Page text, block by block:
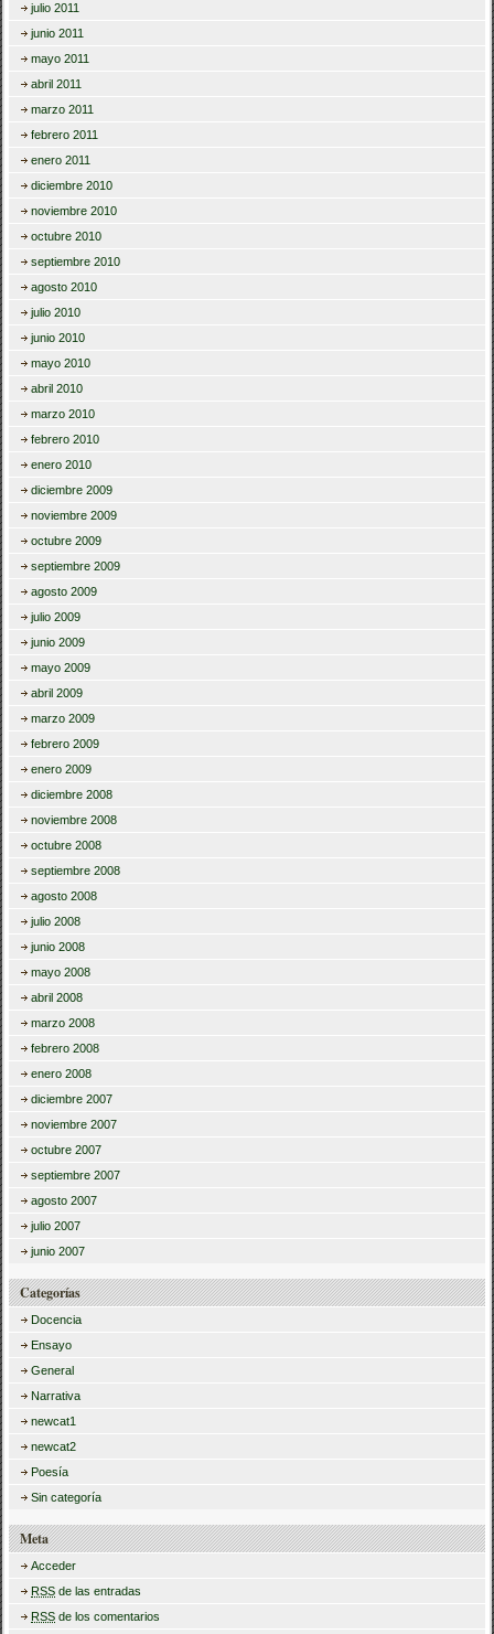
julio 2011
junio 2011
mayo 2011
abril 2011
marzo 2011
febrero 2011
enero 2011
diciembre 2010
noviembre 2010
octubre 2010
septiembre 2010
agosto 2010
julio 2010
junio 2010
mayo 2010
abril 2010
marzo 2010
febrero 2010
enero 2010
diciembre 2009
noviembre 2009
octubre 2009
septiembre 2009
agosto 2009
julio 2009
junio 2009
mayo 2009
abril 2009
marzo 2009
febrero 2009
enero 2009
diciembre 2008
noviembre 2008
octubre 2008
septiembre 2008
agosto 2008
julio 2008
junio 2008
mayo 2008
abril 2008
marzo 2008
febrero 2008
enero 2008
diciembre 2007
noviembre 2007
octubre 2007
septiembre 2007
agosto 2007
julio 2007
junio 2007
Categorías
Docencia
Ensayo
General
Narrativa
newcat1
newcat2
Poesía
Sin categoría
Meta
Acceder
RSS de las entradas
RSS de los comentarios